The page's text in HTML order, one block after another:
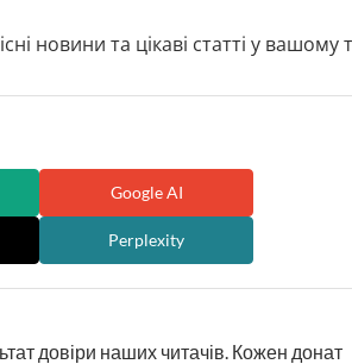
новини та цікаві статті у вашому
Google AI
Perplexity
довіри наших читачів. Кожен донат